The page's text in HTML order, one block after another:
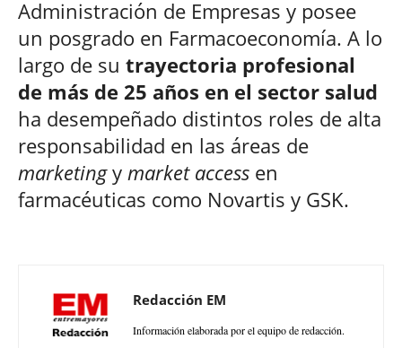
Administración de Empresas y posee
un posgrado en Farmacoeconomía. A lo
largo de su trayectoria profesional
de más de 25 años en el sector salud
ha desempeñado distintos roles de alta
responsabilidad en las áreas de
marketingy market access en
farmacéuticas como Novartis y GSK.
Redacción EM
Información elaborada por el equipo de redacción.